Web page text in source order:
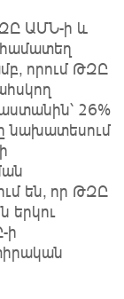
ԱՄՆ-ի և
որում ԹԶԸ
26%
նախատեսում
են, որ ԹԶԸ
երկու
ի